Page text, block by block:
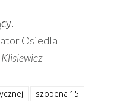
Osiedla
szopena 15